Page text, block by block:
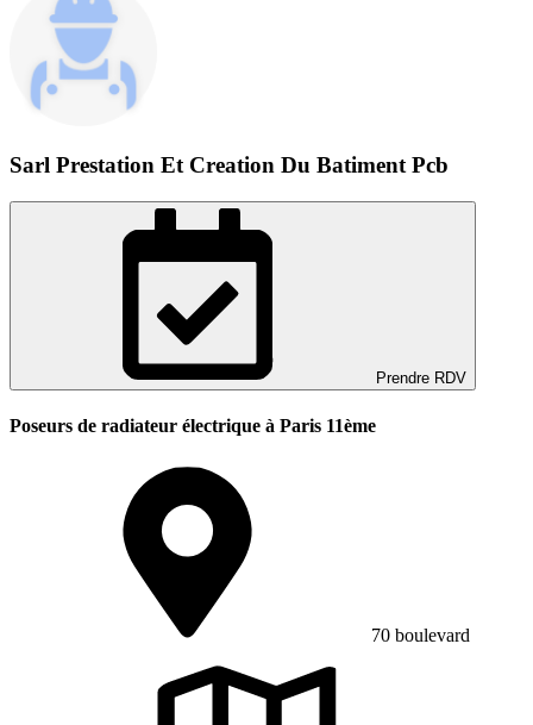
Sarl Prestation Et Creation Du Batiment Pcb
Prendre RDV
Poseurs de radiateur électrique à Paris 11ème
70 boulevard